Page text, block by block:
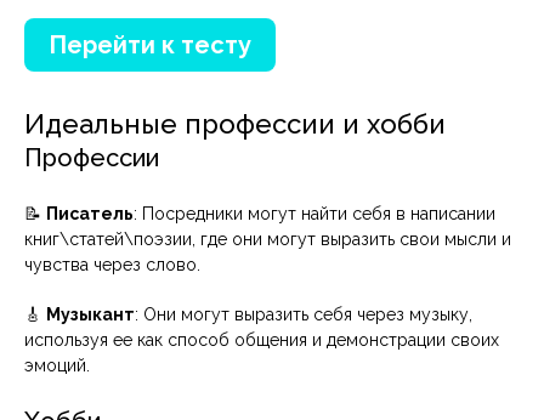
Перейти к тесту
Идеальные профессии и хобби
Профессии
📝 Писатель: Посредники могут найти себя в написании
книг\статей\поэзии, где они могут выразить свои мысли и
чувства через слово.
🎸 Музыкант: Они могут выразить себя через музыку,
используя ее как способ общения и демонстрации своих
эмоций.